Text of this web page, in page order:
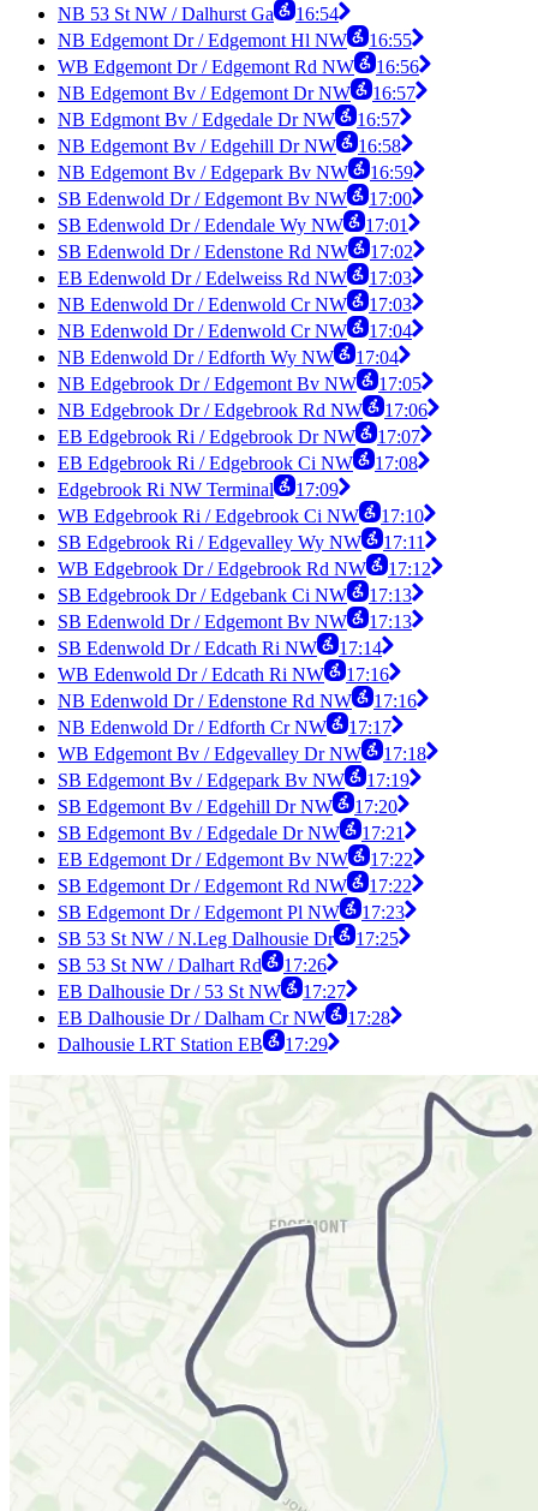
NB 53 St NW / Dalhurst Ga
16:54
NB Edgemont Dr / Edgemont Hl NW
16:55
WB Edgemont Dr / Edgemont Rd NW
16:56
NB Edgemont Bv / Edgemont Dr NW
16:57
NB Edgmont Bv / Edgedale Dr NW
16:57
NB Edgemont Bv / Edgehill Dr NW
16:58
NB Edgemont Bv / Edgepark Bv NW
16:59
SB Edenwold Dr / Edgemont Bv NW
17:00
SB Edenwold Dr / Edendale Wy NW
17:01
SB Edenwold Dr / Edenstone Rd NW
17:02
EB Edenwold Dr / Edelweiss Rd NW
17:03
NB Edenwold Dr / Edenwold Cr NW
17:03
NB Edenwold Dr / Edenwold Cr NW
17:04
NB Edenwold Dr / Edforth Wy NW
17:04
NB Edgebrook Dr / Edgemont Bv NW
17:05
NB Edgebrook Dr / Edgebrook Rd NW
17:06
EB Edgebrook Ri / Edgebrook Dr NW
17:07
EB Edgebrook Ri / Edgebrook Ci NW
17:08
Edgebrook Ri NW Terminal
17:09
WB Edgebrook Ri / Edgebrook Ci NW
17:10
SB Edgebrook Ri / Edgevalley Wy NW
17:11
WB Edgebrook Dr / Edgebrook Rd NW
17:12
SB Edgebrook Dr / Edgebank Ci NW
17:13
SB Edenwold Dr / Edgemont Bv NW
17:13
SB Edenwold Dr / Edcath Ri NW
17:14
WB Edenwold Dr / Edcath Ri NW
17:16
NB Edenwold Dr / Edenstone Rd NW
17:16
NB Edenwold Dr / Edforth Cr NW
17:17
WB Edgemont Bv / Edgevalley Dr NW
17:18
SB Edgemont Bv / Edgepark Bv NW
17:19
SB Edgemont Bv / Edgehill Dr NW
17:20
SB Edgemont Bv / Edgedale Dr NW
17:21
EB Edgemont Dr / Edgemont Bv NW
17:22
SB Edgemont Dr / Edgemont Rd NW
17:22
SB Edgemont Dr / Edgemont Pl NW
17:23
SB 53 St NW / N.Leg Dalhousie Dr
17:25
SB 53 St NW / Dalhart Rd
17:26
EB Dalhousie Dr / 53 St NW
17:27
EB Dalhousie Dr / Dalham Cr NW
17:28
Dalhousie LRT Station EB
17:29